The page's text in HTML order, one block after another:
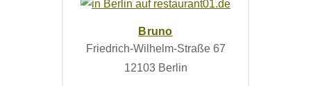
Bruno
Friedrich-Wilhelm-Straße 67
12103 Berlin